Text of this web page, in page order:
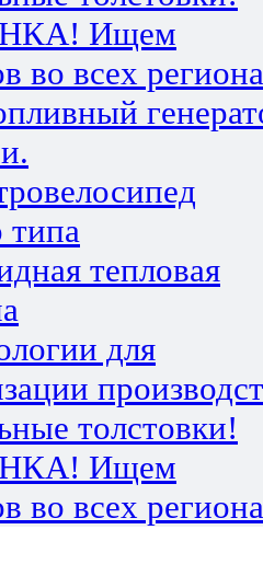
Ищем
во всех
типа
тепловая
для
толстовки!
Ищем
во всех